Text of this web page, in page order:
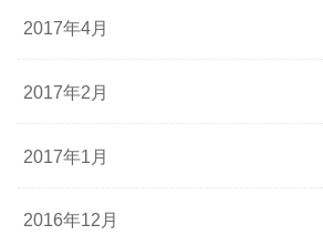
2017年4月
2017年2月
2017年1月
2016年12月